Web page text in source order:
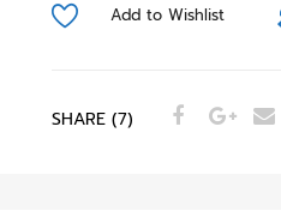
Add to Wishlist
SHARE (7)